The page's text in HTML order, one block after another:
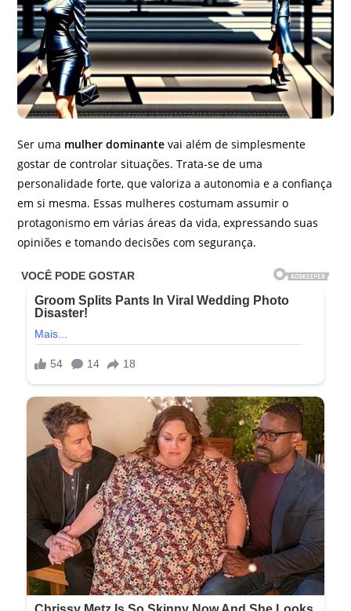
Ser uma mulher dominante vai além de simplesmente
gostar de controlar situações. Trata-se de uma
personalidade forte, que valoriza a autonomia e a confiança
em si mesma. Essas mulheres costumam assumir o
protagonismo em várias áreas da vida, expressando suas
opiniões e tomando decisões com segurança.